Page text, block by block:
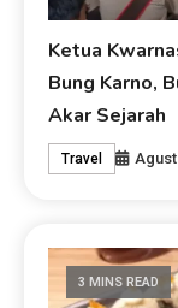
Ketua
Bung Karno,
Akar Sejarah
Travel
3 MINS READ